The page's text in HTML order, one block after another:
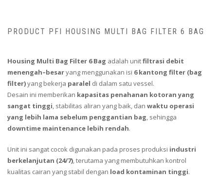
PRODUCT PFI HOUSING MULTI BAG FILTER 6 BAG
Housing Multi Bag Filter 6 Bag adalah unitfiltrasi debit
menengah–besaryang menggunakan isi 6 kantong filter (bag
filter)yang bekerja paralel di dalam satu vessel.
Desain ini memberikan kapasitas penahanan kotoran yang
sangat tinggi, stabilitas aliran yang baik, dan waktu operasi
yang lebih lama sebelum penggantian bag, sehingga
downtime maintenance lebih rendah.
Unit ini sangat cocok digunakan pada proses produksi industri
berkelanjutan (24/7), terutama yang membutuhkan kontrol
kualitas cairan yang stabil dengan load kontaminan tinggi.